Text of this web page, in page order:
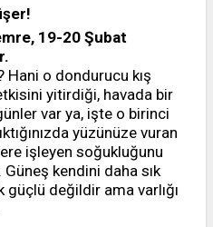
19-20 Şubat
Hani o dondurucu kış
yitirdiği, havada bir
var ya, işte o birinci
yüzünüze vuran
işleyen soğukluğunu
kendini daha sık
güçlü değildir ama varlığı